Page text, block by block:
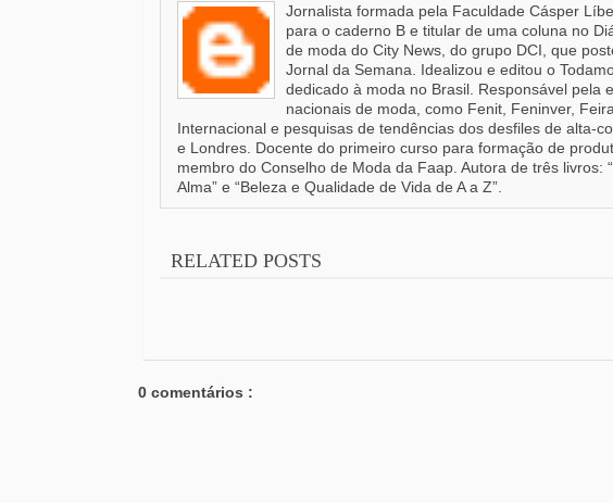
Jornalista formada pela Faculdade Cásper
para o caderno B e titular de uma coluna no
de moda do City News, do grupo DCI, que
Jornal da Semana. Idealizou e editou o
dedicado à moda no Brasil. Responsável pela
nacionais de moda, como Fenit, Feninver,
Internacional e pesquisas de tendências dos desfiles de alta-
e Londres. Docente do primeiro curso para formação de
membro do Conselho de Moda da Faap. Autora de três livros:
Alma” e “Beleza e Qualidade de Vida de A a Z”.
RELATED POSTS
0 comentários :